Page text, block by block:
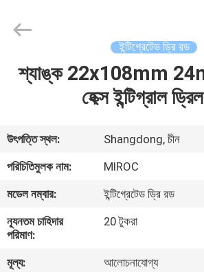
বাড়ি
আমাদের
সম্পর্কে
কারখানা
ভ্রমণ
Reserved.
ইন্টিগ্রেটেড ড্রি রড
শ্যাঙ্ক 22x108mm
হেক্স ইন্টিগ্রাল
উৎপত্তি স্থল:
Shangdong, চীন
পরিচিতিমুলক নাম:
MIROC
মডেল নম্বার:
ইন্টিগ্রেটেড ড্রি রড
ন্যূনতম চাহিদার
পরিমাণ:
20 টুকরা
মূল্য:
আলোচনাযোগ্য